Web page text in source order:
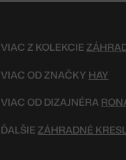
VIAC Z KOLEKCIE
VIAC OD ZNAČKY HAY
VIAC OD DIZAJNÉRA
ĎALŠIEZÁHRADNÉ